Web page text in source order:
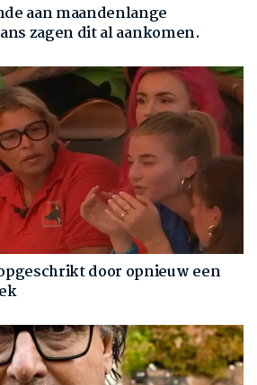
aan maandenlange
zagen dit al aankomen.
door opnieuw een